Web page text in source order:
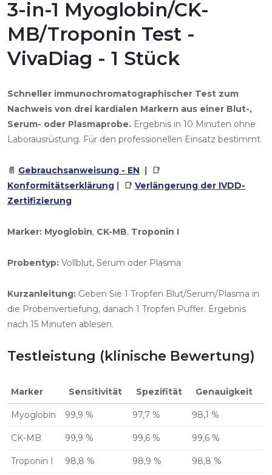
3-in-1 Myoglobin/CK-
MB/Troponin Test -
VivaDiag - 1 Stück
Schneller immunochromatographischer Test zum
Nachweis von drei kardialen Markern aus einer Blut-,
Serum- oder Plasmaprobe. Ergebnis in 10 Minuten ohne
Laborausrüstung. Für den professionellen Einsatz bestimmt.
📄 Gebrauchsanweisung - EN | 📑
Konformitätserklärung | 📑 Verlängerung der IVDD-
Zertifizierung
Marker: Myoglobin, CK-MB, Troponin I
Probentyp: Vollblut, Serum oder Plasma
Kurzanleitung: Geben Sie 1 Tropfen Blut/Serum/Plasma in
die Probenvertiefung, danach 1 Tropfen Puffer. Ergebnis
nach 15 Minuten ablesen.
Testleistung (klinische Bewertung)
Marker Sensitivität Spezifität Genauigkeit
Myoglobin 99,9 % 97,7 % 98,1 %
CK-MB 99,9 % 99,6 % 99,6 %
Troponin I 98,8 % 98,9 % 98,8 %